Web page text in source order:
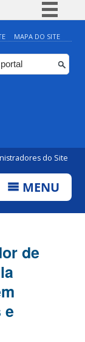
BR
MAPA DO SITE
do Site
MENU
de
e